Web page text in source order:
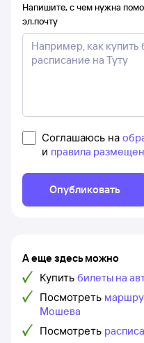
Напишите, с чем нужна
эл.почту
Соглашаюсь на
и правила
Опубликовать
А еще здесь можно
Купить билеты на
Посмотреть
Мошева
Посмотреть